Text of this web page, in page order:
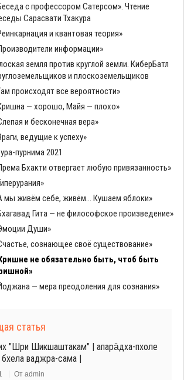
с профессором Сатерсом». Чтение
Сарасвати Тхакура
и квантовая теория»
информации»
земля против круглой земли. КиберБатл
и плоскоземельщиков
происходят все вероятности»
— хорошо, Майя — плохо»
и бесконечная вера»
ведущие к успеху»
пурнима 2021
Бхакти отвергает любую привязанность»
мы живём себе, живём… Кушаем яблоки»
Гита — не философское произведение»
Души»
сознающее своё существование»
не обязательно быть, чтоб быть
— мера преодоления для сознания»
статья
"Шри Шикшаштакам" | апара̄дха-пхоле
ваджра-сама |
От admin